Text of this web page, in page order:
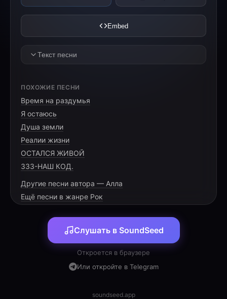
Embed
Текст песни
Год одиннадцатый «Б» кипел в огне,
Сдали всё ЕГЭ как на войне.
Шпаргалки в кедах, формулы в мозгах,
[PRE-CHORUS]
Валерьянки больше в доме нет,
Мамы и папы шлют вам всем привет.
ВУЗы открыли двери широко,
ПОХОЖИЕ ПЕСНИ
Время на раздумья
Я остаюсь
Душа земли
Реалии жизни
ОСТАЛСЯ ЖИВОЙ
333-НАШ КОД.
Другие песни автора — Алла
Ещё песни в жанре Рок
Слушать в SoundSeed
Откроется в браузере
Или откройте в Telegram
soundseed.app